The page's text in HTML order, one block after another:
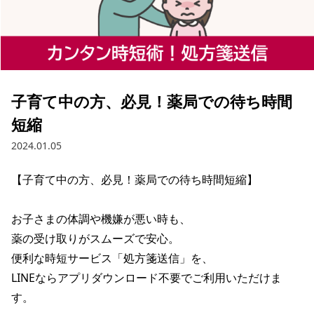
子育て中の方、必見！薬局での待ち時間
短縮
2024.01.05
【子育て中の方、必見！薬局での待ち時間短縮】
お子さまの体調や機嫌が悪い時も、
薬の受け取りがスムーズで安心。
便利な時短サービス「処方箋送信」を、
LINEならアプリダウンロード不要でご利用いただけま
す。